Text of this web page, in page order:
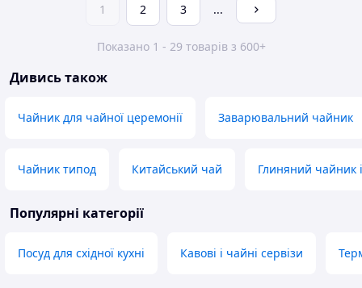
1 2 3 ...
Показано 1 - 29 товарів з 600+
Дивись також
Чайник для чайної церемонії Заварювальний чайник
Чайник типод Китайський чай Глиняний чайник
Популярні категорії
Посуд для східної кухні Кавові і чайні сервізи